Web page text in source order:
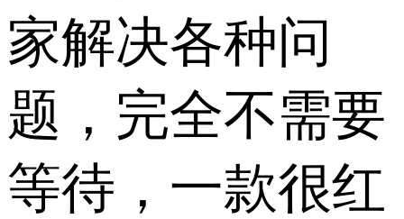
家解决各种问
题，完全不需要
等待，一款很红